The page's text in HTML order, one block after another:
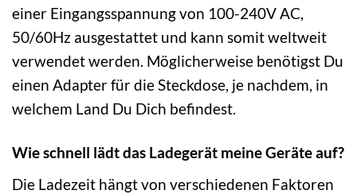
einer Eingangsspannung von 100-240V AC,
50/60Hz ausgestattet und kann somit weltweit
verwendet werden. Möglicherweise benötigst Du
einen Adapter für die Steckdose, je nachdem, in
welchem Land Du Dich befindest.
Wie schnell lädt das Ladegerät meine Geräte auf?
Die Ladezeit hängt von verschiedenen Faktoren